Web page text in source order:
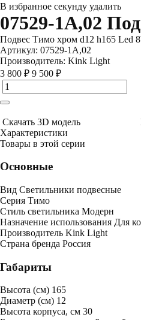
В избранное секунду удалить
07529-1A,02
Подвес Тимо хром d12 h165 Led
Артикул: 07529-1A,02
Производитель: Kink Light
3 800 ₽ 9 500 ₽
Скачать 3D модель
Характеристики
Товары в этой серии
Основные
Вид Светильники подвесные
Серия Тимо
Стиль светильника Модерн
Назначение использования Для
Производитель Kink Light
Страна бренда Россия
Габариты
Высота (см) 165
Диаметр (см) 12
Высота корпуса, см 30